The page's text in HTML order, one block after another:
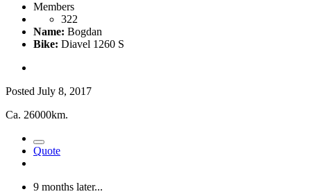
Members
322
Name: Bogdan
Bike: Diavel 1260 S
Posted July 8, 2017
Ca. 26000km.
Quote
9 months later...